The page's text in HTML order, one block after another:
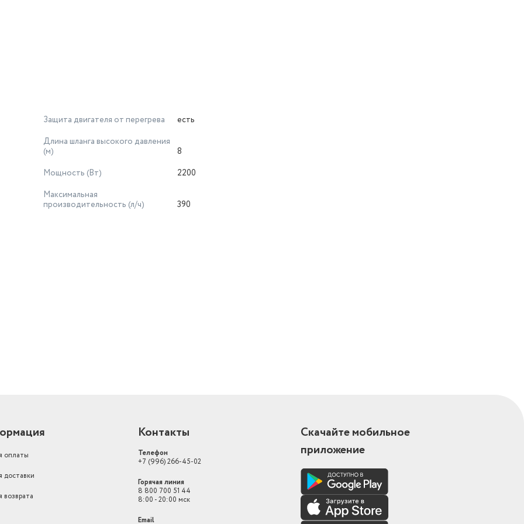
Защита двигателя от перегрева
есть
Длина шланга высокого давления
(м)
8
Мощность (Вт)
2200
Максимальная
производительность (л/ч)
390
оплаты
доставки
возврата
Контакты
Телефон
+7 (996) 266-45-02
Горячая линия
8 800 700 51 44
8:00 - 20:00 мск
Email
Скачайте мобильное
приложение